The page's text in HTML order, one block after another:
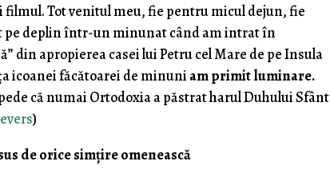
Tot venitul meu, fie pentru micul dejun, fie
pe deplin într-un minunat când am intrat în
din apropierea casei lui Petru cel Mare de pe Insula
icoanei făcătoarei de minuni am primit luminare.
că numai Ortodoxia a păstrat harul Duhului Sfânt
)
de orice simțire omenească